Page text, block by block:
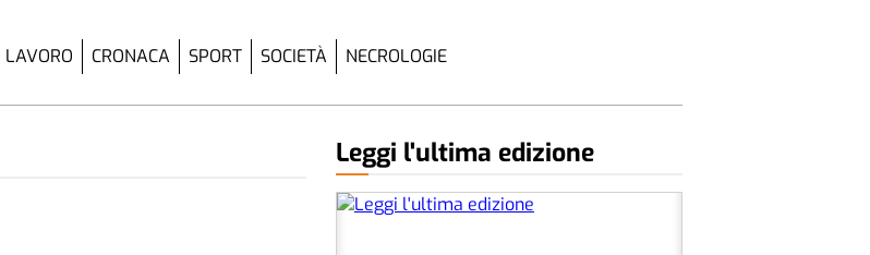
LAVORO CRONACA SPORT SOCIETÀ NECROLOGIE
Leggi l'ultima edizione